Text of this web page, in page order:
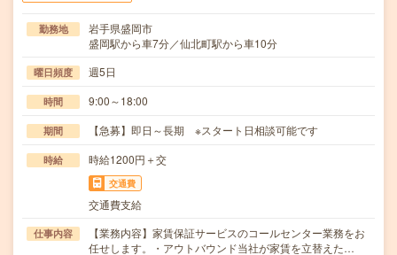
勤務地
岩手県盛岡市
盛岡駅から車7分／仙北町駅から車10分
曜日頻度 週5日
時間 9:00～18:00
期間 【急募】即日～長期 ※スタート日相談可能です
時給 時給1200円＋交
交通費
交通費支給
仕事内容
【業務内容】家賃保証サービスのコールセンター業務をお
任せします。・アウトバウンド当社が家賃を立替えた…